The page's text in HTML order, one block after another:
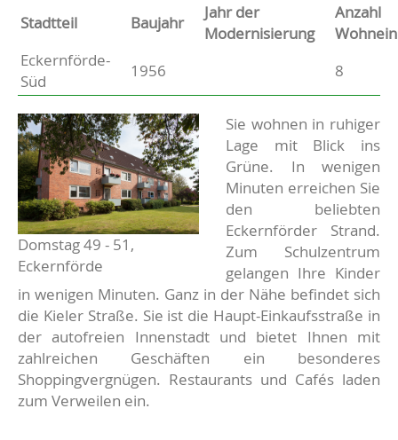
Stammdaten
Basisdaten zur Immobilie
Stadtteil Baujahr
Jahr der
Modernisierung
Anzahl
Eckernförde-
Süd
1956 8
Domstag 49 - 51,
Eckernförde
Beschreibung
Sie wohnen in ruhiger
Lage mit Blick ins
Grüne. In wenigen
Minuten erreichen Sie
den beliebten
Eckernförder Strand.
Zum Schulzentrum
gelangen Ihre Kinder
in wenigen Minuten. Ganz in der Nähe befindet sich
die Kieler Straße. Sie ist die Haupt-Einkaufsstraße in
der autofreien Innenstadt und bietet Ihnen mit
zahlreichen Geschäften ein besonderes
Shoppingvergnügen. Restaurants und Cafés laden
zum Verweilen ein.